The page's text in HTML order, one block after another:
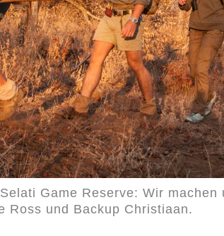
Game Reserve: Wir
Ross und Backup Christiaan.